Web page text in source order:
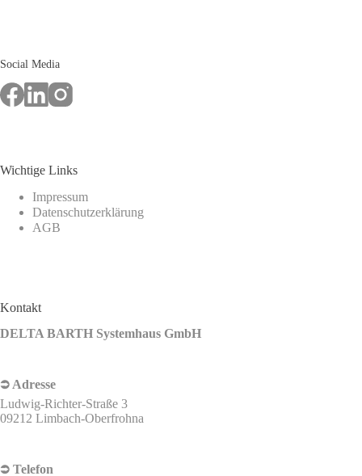
Social Media
Wichtige Links
Impressum
Datenschutzerklärung
AGB
Kontakt
DELTA BARTH Systemhaus GmbH
⮊ Adresse
Ludwig-Richter-Straße 3
09212 Limbach-Oberfrohna
⮊ Telefon